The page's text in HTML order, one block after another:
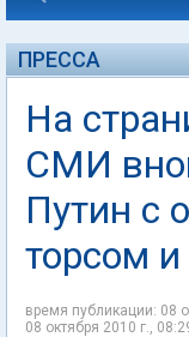
ПРЕССА
На
СМИ
Путин с
торсом
время публикации: 08
08 октября 2010 г.,